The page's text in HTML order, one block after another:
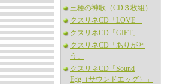
三種の神歌（CD３枚組）
クスリネCD「LOVE」
クスリネCD「GIFT」
クスリネCD「ありがと
う」
クスリネCD「Sound
Egg（サウンドエッグ）」